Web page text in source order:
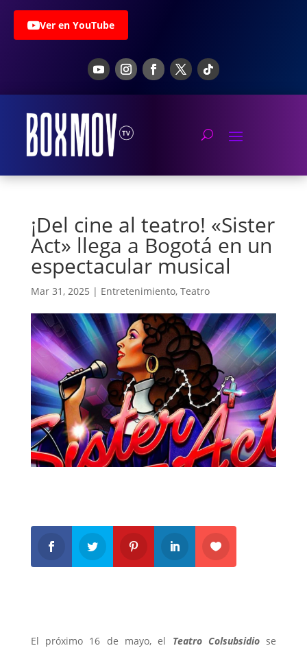
Ver en YouTube
¡Del cine al teatro! «Sister
Act» llega a Bogotá en un
espectacular musical
Mar 31, 2025 | Entretenimiento, Teatro
El próximo 16 de mayo, el Teatro Colsubsidiose